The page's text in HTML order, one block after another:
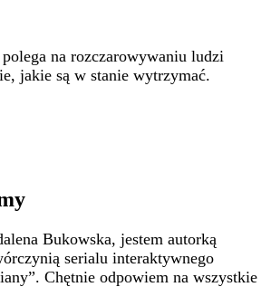
na rozczarowywaniu ludzi
jakie są w stanie wytrzymać.
Bukowska, jestem autorką
serialu interaktywnego
Chętnie odpowiem na wszystkie